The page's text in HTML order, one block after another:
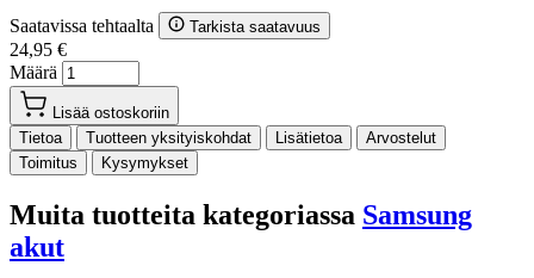
Saatavissa tehtaalta Tarkista saatavuus
24,95 €
Määrä
Lisää ostoskoriin
Tietoa
Tuotteen yksityiskohdat Lisätietoa
Arvostelut
Toimitus
Kysymykset
Muita tuotteita kategoriassa Samsung
akut